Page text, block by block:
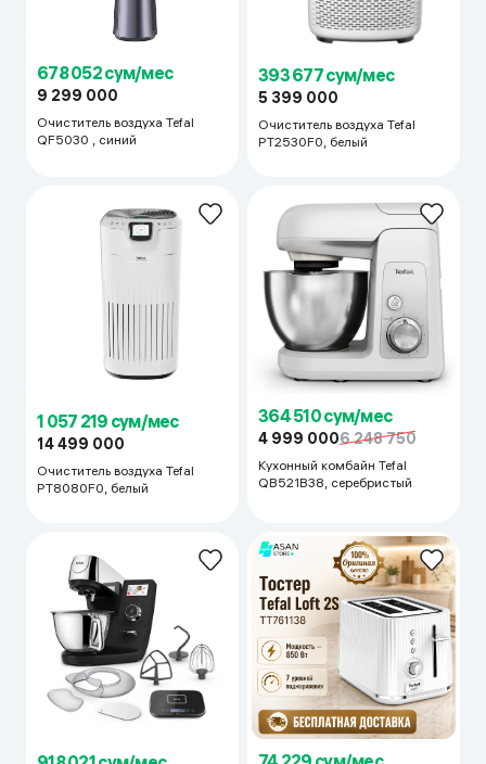
678 052 сум/мес
9 299 000
Очиститель воздуха Tefal
QF5030 , синий
393 677 сум/мес
5 399 000
Очиститель воздуха Tefal
PT2530F0, белый
1 057 219 сум/мес
14 499 000
Очиститель воздуха Tefal
PT8080F0, белый
364 510 сум/мес
4 999 0006 248 750
Кухонный комбайн Tefal
QB521B38, серебристый